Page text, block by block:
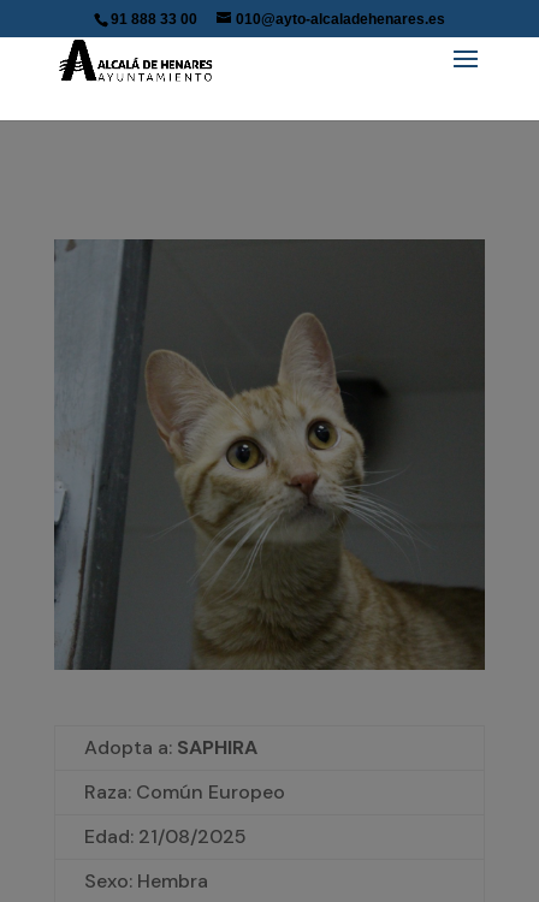
91 888 33 00 010@ayto-alcaladehenares.es
Adopta a: SAPHIRA
Raza: Común Europeo
Edad: 21/08/2025
Sexo: Hembra